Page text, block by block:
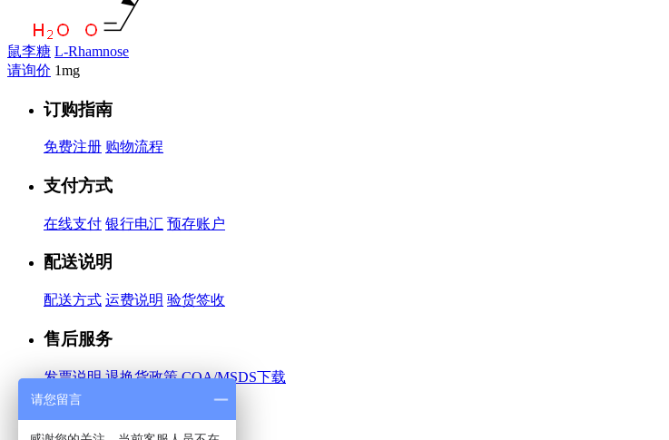
鼠李糖 L-Rhamnose
请询价 1mg
订购指南
免费注册 购物流程
支付方式
在线支付 银行电汇 预存账户
配送说明
配送方式 运费说明 验货签收
售后服务
发票说明 退换货政策 COA/MSDS下载
关于我们
请您留言